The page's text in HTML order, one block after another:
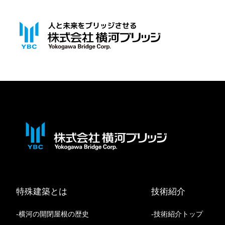
特殊建築とは
横河の開閉屋根の歴史
技術紹介
技術紹介トップ